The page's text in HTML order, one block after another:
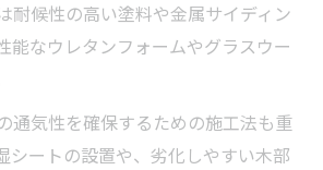
耐候性の高い塗料や金属サイディン
能なウレタンフォームやグラスウー
通気性を確保するための施工法も重
シートの設置や、劣化しやすい木部